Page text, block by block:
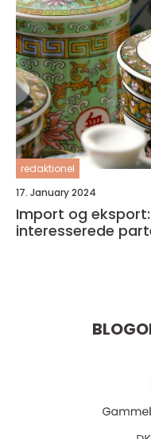
redaktionel
17. January 2024
Import og
interesserede